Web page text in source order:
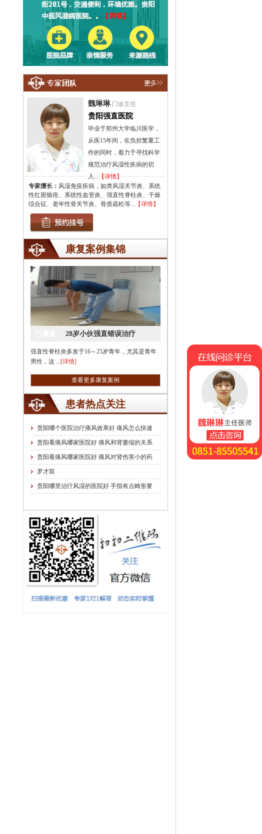
魏琳琳 门诊主任
贵阳强直医院
毕业于郑州大学临川医学，
从医15年间，在负担繁重工
作的同时，着力于寻找科学
规范治疗风湿性疾病的切
入...【详情】
专家擅长： 风湿免疫疾病，如类风湿关节炎、系统
性红斑狼疮、系统性血管炎、强直性脊柱炎、干燥
综合征、老年性骨关节炎、骨质疏松等... 【详情】
康复案例集锦
28岁小伙强直错误治疗
强直性脊柱炎多发于16～25岁青年，尤其是青年
男性，这 ...[详情]
查看更多康复案例
患者热点关注
贵阳哪个医院治疗痛风效果好 痛风怎么快速
贵阳看痛风哪家医院好 痛风和肾萎缩的关系
贵阳看痛风哪家医院好 痛风对肾伤害小的药
罗才双
贵阳哪里治疗风湿的医院好 手指有点畸形要
在线问诊平台